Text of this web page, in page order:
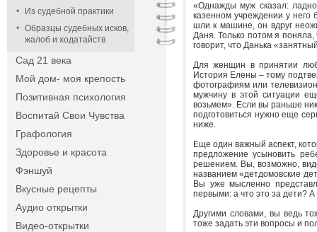
Из судебной практики
Образцы судебных исков,
жалоб и ходатайств
Сад 21 века
Мой дом- моя крепость
Позитивная психология
Воспитай Свои Чувства
Графология
Здоровье и красота
Фэншуй
Вкусные рецепты
Аудио открытки
Видео-открытки
«Однажды муж сказал:
казенном учреждении у него
шли к машине, он вдруг
Даня. Только потом я
говорит, что Данька
Для женщин в принятии
История Елены – тому
фотографиям или
мужчину в этой ситуации
возьмем». Если вы раньше
подготовиться нужно еще
ниже.
Еще один важный аспект,
предложение усыновить
решением. Вы, возможно,
названием «детдомовские
Вы уже мысленно
первыми: а что это за дети?
Другими словами, вы ведь
тоже задать эти вопросы и